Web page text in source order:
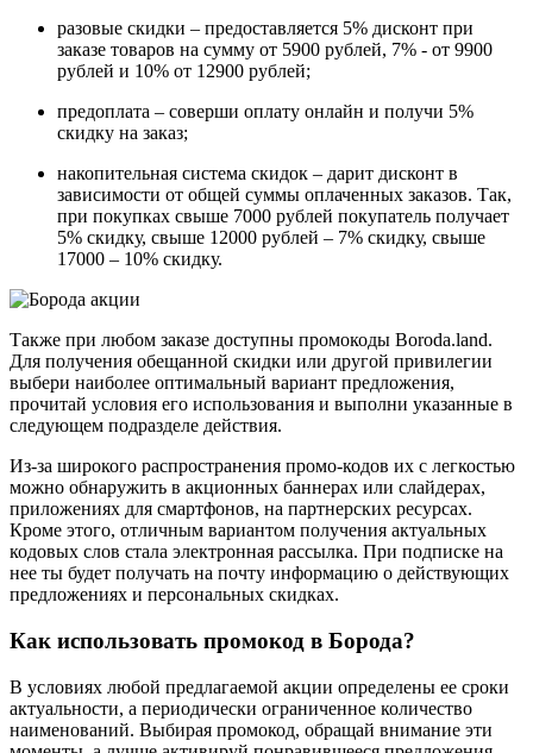
разовые скидки – предоставляется 5% дисконт при
заказе товаров на сумму от 5900 рублей, 7% - от 9900
рублей и 10% от 12900 рублей;
предоплата – соверши оплату онлайн и получи 5%
скидку на заказ;
накопительная система скидок – дарит дисконт в
зависимости от общей суммы оплаченных заказов. Так,
при покупках свыше 7000 рублей покупатель получает
5% скидку, свыше 12000 рублей – 7% скидку, свыше
17000 – 10% скидку.
Также при любом заказе доступны промокоды Boroda.land.
Для получения обещанной скидки или другой привилегии
выбери наиболее оптимальный вариант предложения,
прочитай условия его использования и выполни указанные в
следующем подразделе действия.
Из-за широкого распространения промо-кодов их с легкостью
можно обнаружить в акционных баннерах или слайдерах,
приложениях для смартфонов, на партнерских ресурсах.
Кроме этого, отличным вариантом получения актуальных
кодовых слов стала электронная рассылка. При подписке на
нее ты будет получать на почту информацию о действующих
предложениях и персональных скидках.
Как использовать промокод в Борода?
В условиях любой предлагаемой акции определены ее сроки
актуальности, а периодически ограниченное количество
наименований. Выбирая промокод, обращай внимание эти